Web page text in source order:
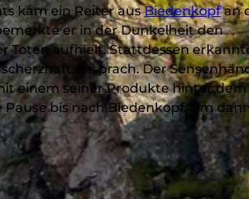
kam ein Reiter ausBiedenkopfan
er in der Dunkelheit den
Toten aufhielt. Stattdessen
ansprach. Der
einem seiner Produkte hinter dem
bis nach Biedenkopf, um